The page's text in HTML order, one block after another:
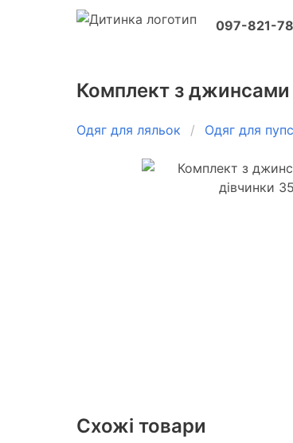
097-821-
Комплект з джинсами
Одяг для ляльок Одяг для
Схожі товари